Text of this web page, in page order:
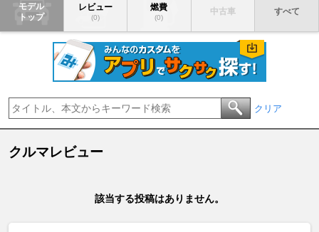
モデル
トップ
レビュー
(0)
燃費
(0)
中古車 すべて
クリア
クルマレビュー
該当する投稿はありません。